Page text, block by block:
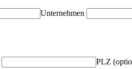
Unternehmen
PLZ